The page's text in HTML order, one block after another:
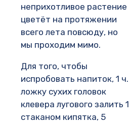
неприхотливое растение
цветёт на протяжении
всего лета повсюду, но
мы проходим мимо.
Для того, чтобы
испробовать напиток, 1 ч.
ложку сухих головок
клевера лугового залить 1
стаканом кипятка, 5